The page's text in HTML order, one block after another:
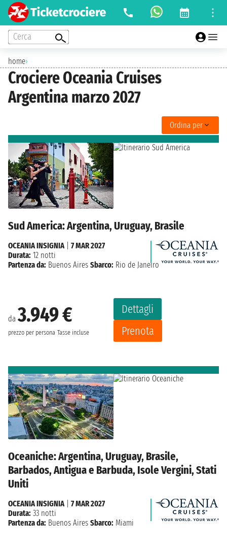
Cerca
home›
Crociere Oceania Cruises
Argentina marzo 2027
Ordina per
Sud America: Argentina, Uruguay, Brasile
da3.949 €
prezzo per persona Tasse incluse
Dettagli
Prenota
OCEANIA INSIGNIA
7 MAR 2027
Durata: 12 notti
Partenza da: Buenos Aires Sbarco: Rio de Janeiro
Oceaniche: Argentina, Uruguay, Brasile,
Barbados, Antigua e Barbuda, Isole Vergini, Stati
Uniti
OCEANIA INSIGNIA| 7 MAR 2027
Durata: 33 notti
Partenza da: Buenos Aires Sbarco: Miami